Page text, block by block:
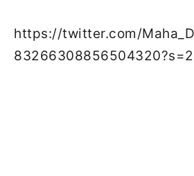
https://twitter.com/